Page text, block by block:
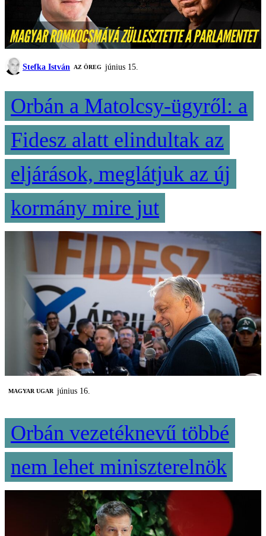
Stefka István AZ ÖREG június 15.
Orbán a Matolcsy-ügyről: a
Fidesz alatt elindultak az
eljárások, meglátjuk az új
kormány mire jut
MAGYAR UGAR június 16.
Orbán vezetéknevű többé
nem lehet miniszterelnök